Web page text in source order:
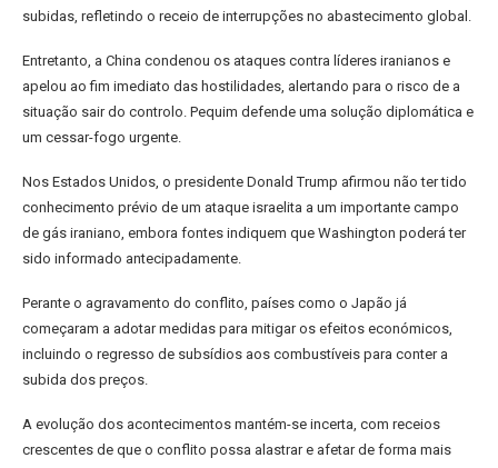
subidas, refletindo o receio de interrupções no abastecimento global.
Entretanto, a China condenou os ataques contra líderes iranianos e
apelou ao fim imediato das hostilidades, alertando para o risco de a
situação sair do controlo. Pequim defende uma solução diplomática e
um cessar-fogo urgente.
Nos Estados Unidos, o presidente Donald Trump afirmou não ter tido
conhecimento prévio de um ataque israelita a um importante campo
de gás iraniano, embora fontes indiquem que Washington poderá ter
sido informado antecipadamente.
Perante o agravamento do conflito, países como o Japão já
começaram a adotar medidas para mitigar os efeitos económicos,
incluindo o regresso de subsídios aos combustíveis para conter a
subida dos preços.
A evolução dos acontecimentos mantém-se incerta, com receios
crescentes de que o conflito possa alastrar e afetar de forma mais